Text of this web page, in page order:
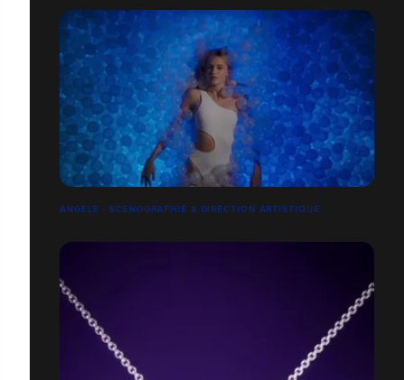
ANGELE - SCENOGRAPHIE & DIRECTION ARTISTIQUE